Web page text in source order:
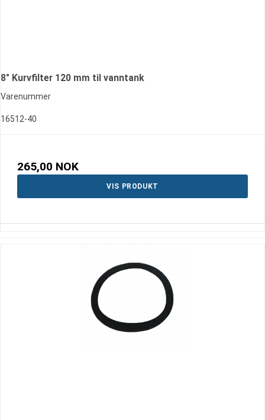
8" Kurvfilter 120 mm til vanntank
Varenummer
16512-40
265,00 NOK
VIS PRODUKT